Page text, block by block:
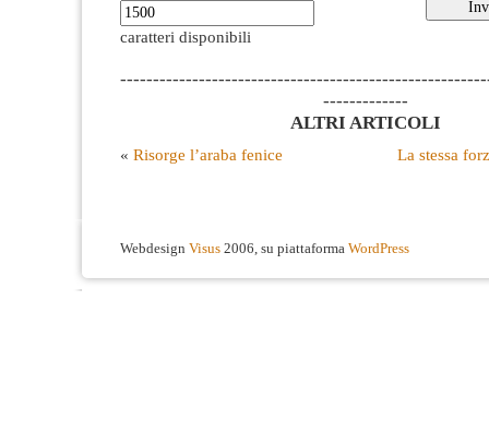
caratteri disponibili
-------------
ALTRI ARTICOLI
« Risorge l’araba fenice La stessa
Webdesign Visus 2006, su piattaforma WordPress